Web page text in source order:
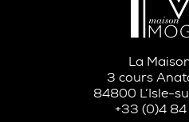
La
3 cours
84800 L’Isle-
+33 (0)4